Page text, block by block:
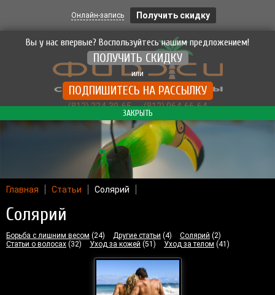
Онлайн-запись Получить скидку
Вы у нас впервые? Воспользуйтесь нашим предложением!
ПОЛУЧИТЬ СКИДКУ
или
ПОДПИШИТЕСЬ НА РАССЫЛКУ
ЗАКРЫТЬ
(812) 224-39-65 (812) 964-66-64
Главная Статьи Солярий
Солярий
Борьба с лишним весом (24) Другие статьи (4) Солярий (2)
Статьи о волосах (32) Уход за кожей (51) Уход за телом (41)